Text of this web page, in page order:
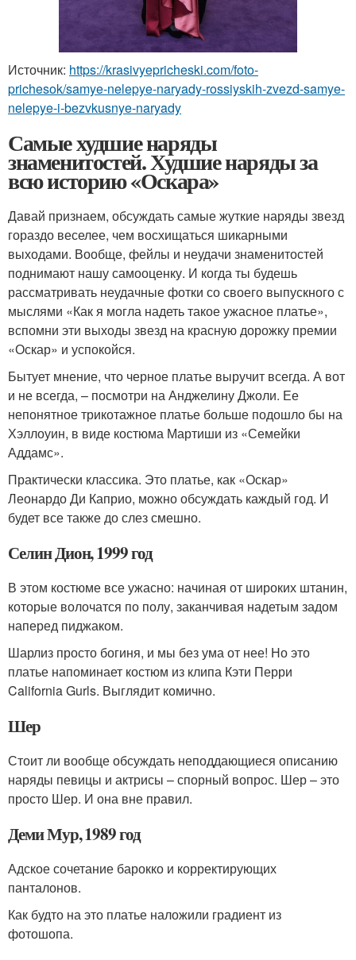
Источник: https://krasivyepricheski.com/foto-
prichesok/samye-nelepye-naryady-rossiyskih-zvezd-samye-
nelepye-i-bezvkusnye-naryady
Самые худшие наряды
знаменитостей. Худшие наряды за
всю историю «Оскара»
Давай признаем, обсуждать самые жуткие наряды звезд
гораздо веселее, чем восхищаться шикарными
выходами. Вообще, фейлы и неудачи знаменитостей
поднимают нашу самооценку. И когда ты будешь
рассматривать неудачные фотки со своего выпускного с
мыслями «Как я могла надеть такое ужасное платье»,
вспомни эти выходы звезд на красную дорожку премии
«Оскар» и успокойся.
Бытует мнение, что черное платье выручит всегда. А вот
и не всегда, – посмотри на Анджелину Джоли. Ее
непонятное трикотажное платье больше подошло бы на
Хэллоуин, в виде костюма Мартиши из «Семейки
Аддамс».
Практически классика. Это платье, как «Оскар»
Леонардо Ди Каприо, можно обсуждать каждый год. И
будет все также до слез смешно.
Селин Дион, 1999 год
В этом костюме все ужасно: начиная от широких штанин,
которые волочатся по полу, заканчивая надетым задом
наперед пиджаком.
Шарлиз просто богиня, и мы без ума от нее! Но это
платье напоминает костюм из клипа Кэти Перри
California Gurls. Выглядит комично.
Шер
Стоит ли вообще обсуждать неподдающиеся описанию
наряды певицы и актрисы – спорный вопрос. Шер – это
просто Шер. И она вне правил.
Деми Мур, 1989 год
Адское сочетание барокко и корректирующих
панталонов.
Как будто на это платье наложили градиент из
фотошопа.